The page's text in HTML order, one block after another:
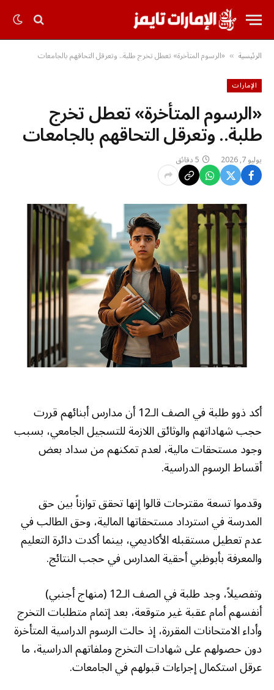
الرئيسية » «الرسوم المتأخرة» تعطل تخرج طلبة.. وتعرقل التحاقهم بالجامعات
الإمارات
«الرسوم المتأخرة» تعطل تخرج
طلبة.. وتعرقل التحاقهم بالجامعات
يوليو 7, 2026 5 دقائق
أكد ذوو طلبة في الصف الـ12 أن مدارس أبنائهم قررت
حجب شهاداتهم والوثائق اللازمة للتسجيل الجامعي، بسبب
وجود مستحقات مالية، لعدم تمكنهم من سداد بعض
أقساط الرسوم الدراسية.
وقدموا تسعة مقترحات قالوا إنها تحقق توازناً بين حق
المدرسة في استرداد مستحقاتها المالية، وحق الطالب في
عدم تعطيل مستقبله الأكاديمي، بينما أكدت دائرة التعليم
والمعرفة بأبوظبي أحقية المدارس في حجب النتائج.
وتفصيلاً، وجد طلبة في الصف الـ12 (منهاج أجنبي)
أنفسهم أمام عقبة غير متوقعة، بعد إتمام متطلبات التخرج
وأداء الامتحانات المقررة، إذ حالت الرسوم الدراسية المتأخرة
دون حصولهم على شهادات التخرج وملفاتهم الدراسية، ما
عرقل استكمال إجراءات قبولهم في الجامعات.